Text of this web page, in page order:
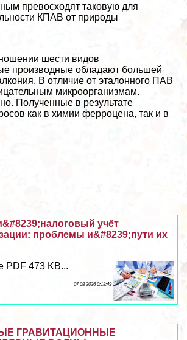
превосходят таковую для
КПАВ от природы
шести видов
производные обладают большей
В отличие от эталонного ПАВ
микроорганизмам.
Полученные в результате
как в химии ферроцена, так и в
учёт
проблемы и&#8239;пути их
PDF 473 KB...
07 08 2026 0:18:49
ГРАВИТАЦИОННЫЕ